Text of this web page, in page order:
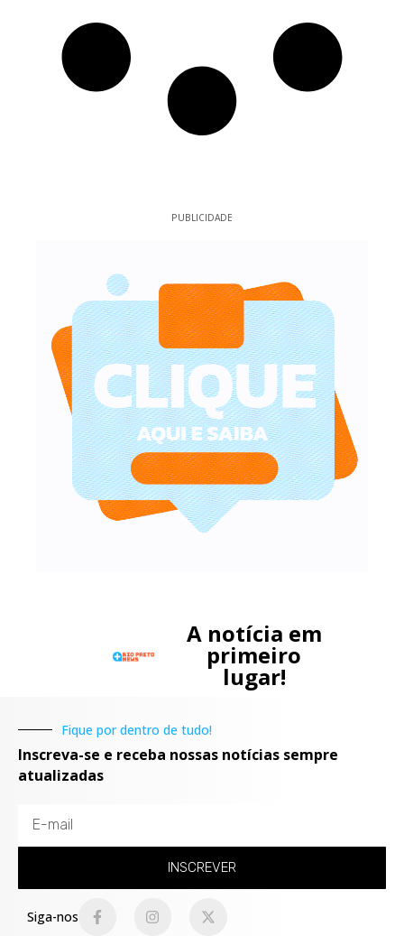
PUBLICIDADE
A notícia em
primeiro
lugar!
Fique por dentro de tudo!
Inscreva-se e receba nossas notícias sempre
atualizadas
INSCREVER
Siga-nos